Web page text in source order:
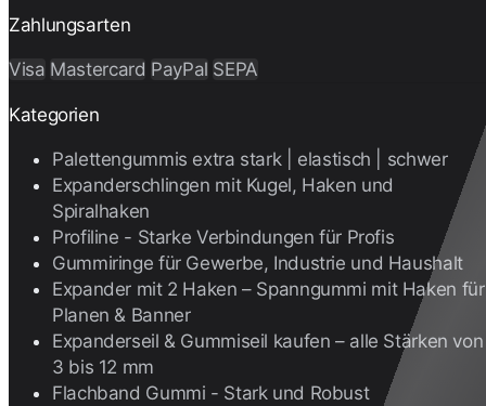
Zahlungsarten
Visa Mastercard PayPal SEPA
Kategorien
Palettengummis extra stark | elastisch | schwer
Expanderschlingen mit Kugel, Haken und
Spiralhaken
Profiline - Starke Verbindungen für Profis
Gummiringe für Gewerbe, Industrie und Haushalt
Expander mit 2 Haken – Spanngummi mit Haken für
Planen & Banner
Expanderseil & Gummiseil kaufen – alle Stärken von
3 bis 12 mm
Flachband Gummi - Stark und Robust